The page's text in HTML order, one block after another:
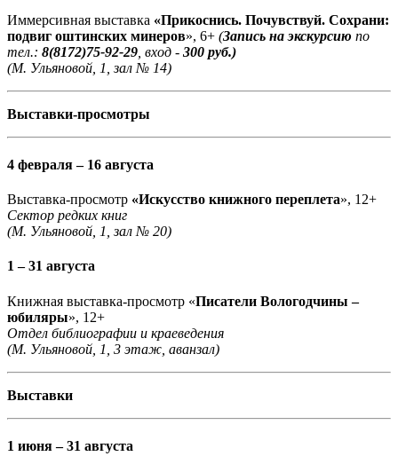
Иммерсивная выставка «Прикоснись. Почувствуй. Сохрани:
подвиг оштинских минеров», 6+ (Запись на экскурсию по
тел.: 8(8172)75-92-29 , вход - 300 руб.)
(М. Ульяновой, 1, зал № 14)
Выставки-просмотры
4 февраля – 16 августа
Выставка-просмотр «Искусство книжного переплета», 12+
Сектор редких книг
(М. Ульяновой, 1, зал № 20)
1 – 31 августа
Книжная выставка-просмотр «Писатели Вологодчины –
юбиляры», 12+
Отдел библиографии и краеведения
(М. Ульяновой, 1, 3 этаж, аванзал)
Выставки
1 июня – 31 августа